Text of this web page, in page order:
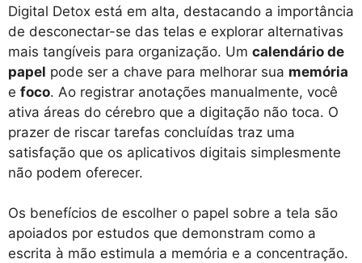
Digital Detox está em alta, destacando a importância
de desconectar-se das telas e explorar alternativas
mais tangíveis para organização. Um calendário de
papel pode ser a chave para melhorar sua memória
e foco. Ao registrar anotações manualmente, você
ativa áreas do cérebro que a digitação não toca. O
prazer de riscar tarefas concluídas traz uma
satisfação que os aplicativos digitais simplesmente
não podem oferecer.
Os benefícios de escolher o papel sobre a tela são
apoiados por estudos que demonstram como a
escrita à mão estimula a memória e a concentração.